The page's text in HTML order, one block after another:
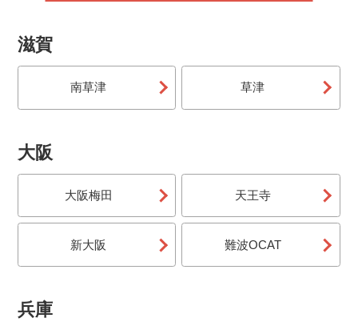
滋賀
南草津 草津
大阪
大阪梅田 天王寺
新大阪 難波OCAT
兵庫